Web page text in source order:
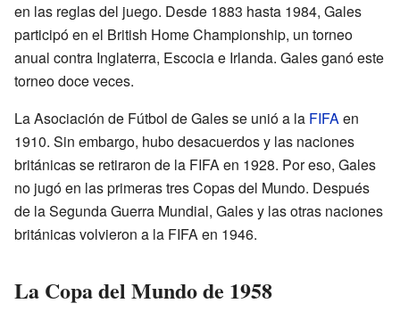
en las reglas del juego. Desde 1883 hasta 1984, Gales
participó en el British Home Championship, un torneo
anual contra Inglaterra, Escocia e Irlanda. Gales ganó este
torneo doce veces.
La Asociación de Fútbol de Gales se unió a la FIFAen
1910. Sin embargo, hubo desacuerdos y las naciones
británicas se retiraron de la FIFA en 1928. Por eso, Gales
no jugó en las primeras tres Copas del Mundo. Después
de la Segunda Guerra Mundial, Gales y las otras naciones
británicas volvieron a la FIFA en 1946.
La Copa del Mundo de 1958